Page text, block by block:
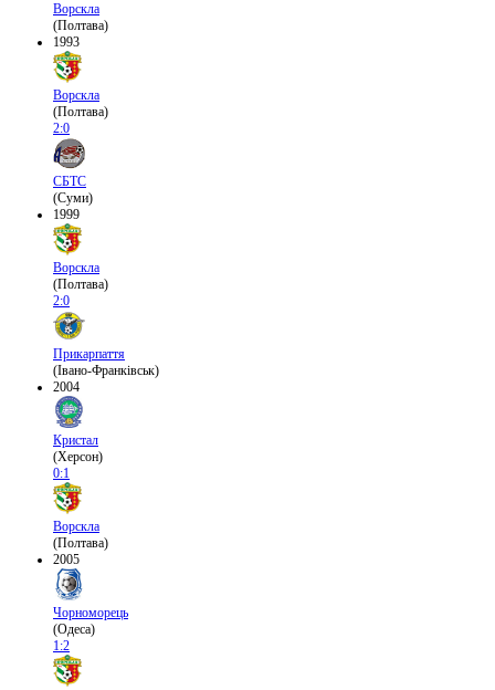
Ворскла
(Полтава)
1993
Ворскла
(Полтава)
2:0
СБТС
(Суми)
1999
Ворскла
(Полтава)
2:0
Прикарпаття
(Івано-Франківськ)
2004
Кристал
(Херсон)
0:1
Ворскла
(Полтава)
2005
Чорноморець
(Одеса)
1:2